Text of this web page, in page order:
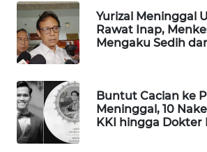
Yurizal Meninggal
Rawat Inap,
Mengaku Sedih
Buntut Cacian ke
Meninggal, 10
KKI hingga
LKKI
PORTAL
KONSUMEN